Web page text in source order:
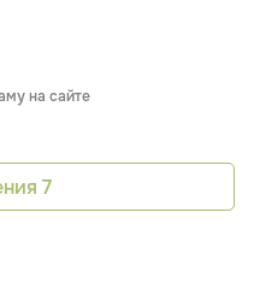
на сайте
7